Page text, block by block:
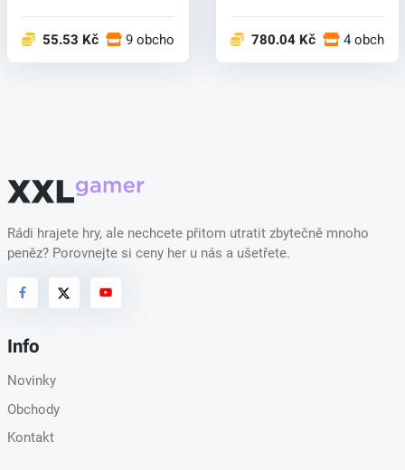
55.53 Kč 9 obchodech 780.04 Kč 4
Rádi hrajete hry, ale nechcete přitom utratit zbytečně mnoho
peněz? Porovnejte si ceny her u nás a ušetřete.
Info
Novinky
Obchody
Kontakt